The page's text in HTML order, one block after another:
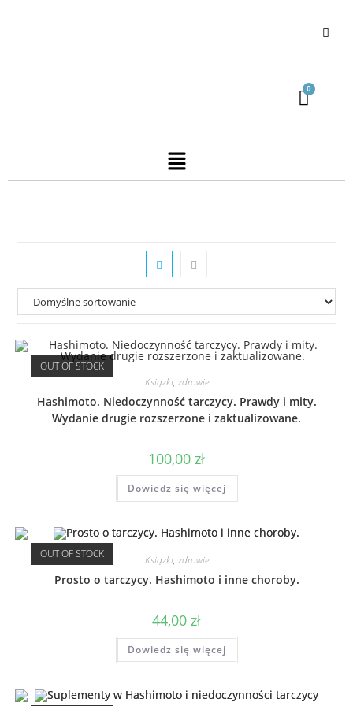
OUT OF STOCK
Książki, zdrowie
Hashimoto. Niedoczynność tarczycy. Prawdy i mity.
Wydanie drugie rozszerzone i zaktualizowane.
100,00 zł
Dowiedz się więcej
OUT OF STOCK Książki, zdrowie
Prosto o tarczycy. Hashimoto i inne choroby.
44,00 zł
Dowiedz się więcej